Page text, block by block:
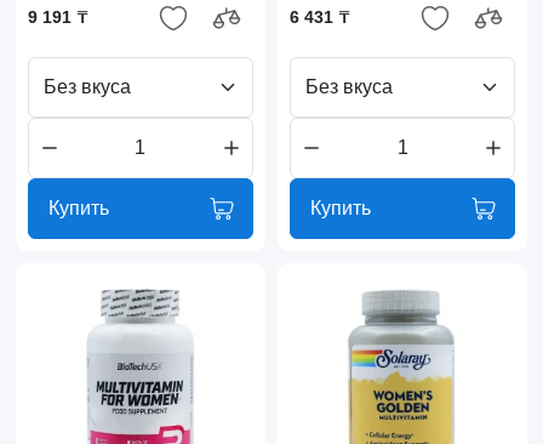
9 191 ₸
Без вкуса
Купить
6 431 ₸
Без вкуса
Купить